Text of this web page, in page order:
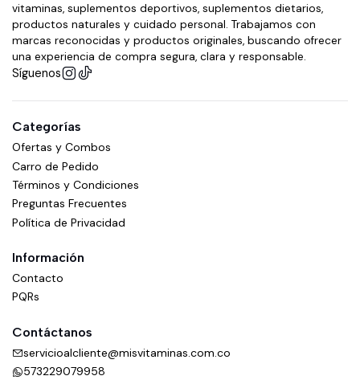
vitaminas, suplementos deportivos, suplementos dietarios,
productos naturales y cuidado personal. Trabajamos con
marcas reconocidas y productos originales, buscando ofrecer
una experiencia de compra segura, clara y responsable.
Síguenos
Categorías
Ofertas y Combos
Carro de Pedido
Términos y Condiciones
Preguntas Frecuentes
Política de Privacidad
Información
Contacto
PQRs
Contáctanos
servicioalcliente@misvitaminas.com.co
573229079958